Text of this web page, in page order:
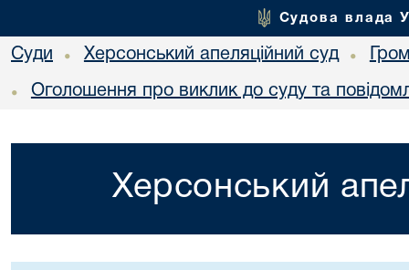
Судова влада
Суди • Херсонський апеляційний суд •
• Оголошення про виклик до суду та
Херсонський